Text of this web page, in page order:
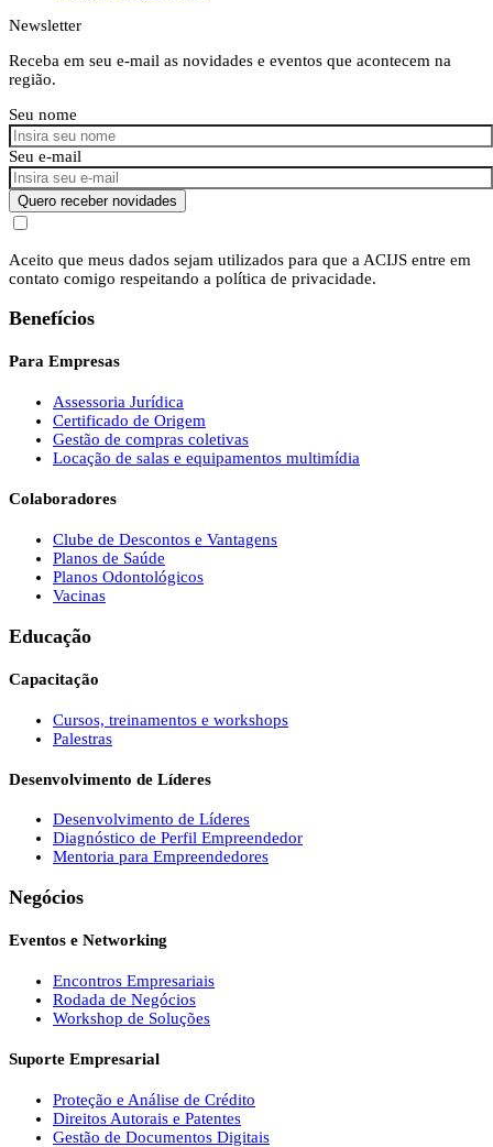
Newsletter
Receba em seu e-mail as novidades e eventos que acontecem na
região.
Seu nome
Seu e-mail
Quero receber novidades
Aceito que meus dados sejam utilizados para que a ACIJS entre em
contato comigo respeitando a política de privacidade.
Benefícios
Para Empresas
Assessoria Jurídica
Certificado de Origem
Gestão de compras coletivas
Locação de salas e equipamentos multimídia
Colaboradores
Clube de Descontos e Vantagens
Planos de Saúde
Planos Odontológicos
Vacinas
Educação
Capacitação
Cursos, treinamentos e workshops
Palestras
Desenvolvimento de Líderes
Desenvolvimento de Líderes
Diagnóstico de Perfil Empreendedor
Mentoria para Empreendedores
Negócios
Eventos e Networking
Encontros Empresariais
Rodada de Negócios
Workshop de Soluções
Suporte Empresarial
Proteção e Análise de Crédito
Direitos Autorais e Patentes
Gestão de Documentos Digitais